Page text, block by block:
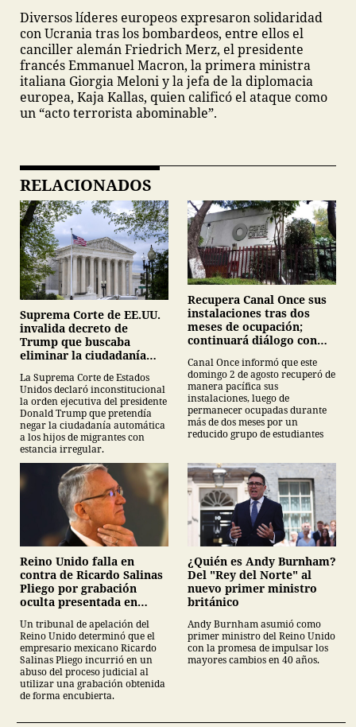
Diversos líderes europeos expresaron solidaridad
con Ucrania tras los bombardeos, entre ellos el
canciller alemán Friedrich Merz, el presidente
francés Emmanuel Macron, la primera ministra
italiana Giorgia Meloni y la jefa de la diplomacia
europea, Kaja Kallas, quien calificó el ataque como
un “acto terrorista abominable”.
RELACIONADOS
Suprema Corte de EE.UU.
invalida decreto de
Trump que buscaba
eliminar la ciudadanía
La Suprema Corte de Estados
Unidos declaró inconstitucional
la orden ejecutiva del presidente
Donald Trump que pretendía
negar la ciudadanía automática
a los hijos de migrantes con
estancia irregular.
Recupera Canal Once sus
instalaciones tras dos
meses de ocupación;
continuará diálogo con
Canal Once informó que este
domingo 2 de agosto recuperó de
manera pacífica sus
instalaciones, luego de
permanecer ocupadas durante
más de dos meses por un
reducido grupo de estudiantes
Reino Unido falla en
contra de Ricardo Salinas
Pliego por grabación
oculta presentada en
Un tribunal de apelación del
Reino Unido determinó que el
empresario mexicano Ricardo
Salinas Pliego incurrió en un
abuso del proceso judicial al
utilizar una grabación obtenida
de forma encubierta.
¿Quién es Andy Burnham?
Del "Rey del Norte" al
nuevo primer ministro
británico
Andy Burnham asumió como
primer ministro del Reino Unido
con la promesa de impulsar los
mayores cambios en 40 años.